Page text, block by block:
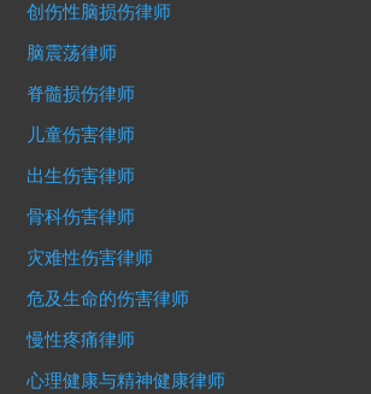
创伤性脑损伤律师
脑震荡律师
脊髓损伤律师
儿童伤害律师
出生伤害律师
骨科伤害律师
灾难性伤害律师
危及生命的伤害律师
慢性疼痛律师
心理健康与精神健康律师